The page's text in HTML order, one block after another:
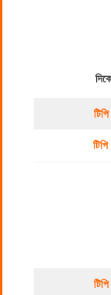
টিপি
টিপি